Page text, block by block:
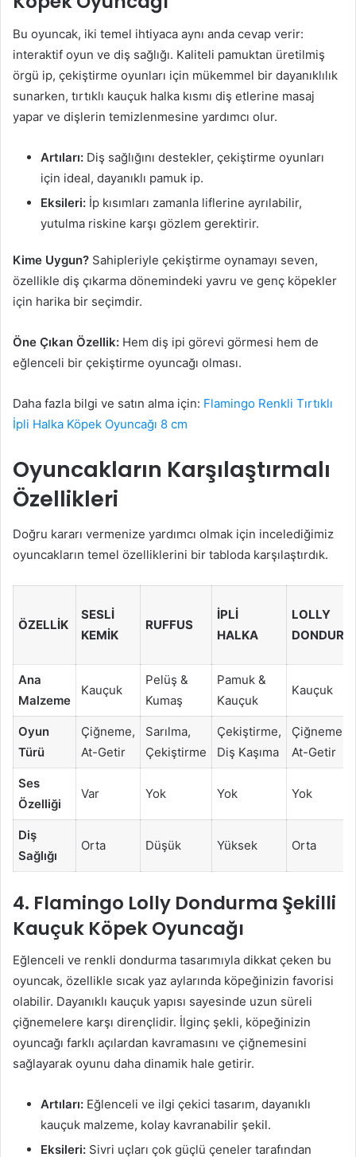
Bu oyuncak, iki temel ihtiyaca aynı anda cevap verir:
interaktif oyun ve diş sağlığı. Kaliteli pamuktan üretilmiş
örgü ip, çekiştirme oyunları için mükemmel bir dayanıklılık
sunarken, tırtıklı kauçuk halka kısmı diş etlerine masaj
yapar ve dişlerin temizlenmesine yardımcı olur.
Artıları: Diş sağlığını destekler, çekiştirme oyunları
için ideal, dayanıklı pamuk ip.
Eksileri: İp kısımları zamanla liflerine ayrılabilir,
yutulma riskine karşı gözlem gerektirir.
Kime Uygun? Sahipleriyle çekiştirme oynamayı seven,
özellikle diş çıkarma dönemindeki yavru ve genç köpekler
için harika bir seçimdir.
Öne Çıkan Özellik: Hem diş ipi görevi görmesi hem de
eğlenceli bir çekiştirme oyuncağı olması.
Daha fazla bilgi ve satın alma için: Flamingo Renkli Tırtıklı
İpli Halka Köpek Oyuncağı 8 cm
Oyuncakların Karşılaştırmalı
Özellikleri
Doğru kararı vermenize yardımcı olmak için incelediğimiz
oyuncakların temel özelliklerini bir tabloda karşılaştırdık.
ÖZELLIK
SESLI
KEMIK
RUFFUS
İPLI
HALKA
LOLLY
Ana
Malzeme
Kauçuk
Pelüş &
Kumaş
Pamuk &
Kauçuk
Kauçuk
Oyun
Türü
Çiğneme,
At-Getir
Sarılma,
Çekiştirme
Çekiştirme,
Diş Kaşıma
Çiğneme,
At-Getir
Ses
Özelliği
Var Yok Yok Yok
Diş
Sağlığı
Orta Düşük Yüksek Orta
4. Flamingo Lolly Dondurma Şekilli
Kauçuk Köpek Oyuncağı
Eğlenceli ve renkli dondurma tasarımıyla dikkat çeken bu
oyuncak, özellikle sıcak yaz aylarında köpeğinizin favorisi
olabilir. Dayanıklı kauçuk yapısı sayesinde uzun süreli
çiğnemelere karşı dirençlidir. İlginç şekli, köpeğinizin
oyuncağı farklı açılardan kavramasını ve çiğnemesini
sağlayarak oyunu daha dinamik hale getirir.
Artıları: Eğlenceli ve ilgi çekici tasarım, dayanıklı
kauçuk malzeme, kolay kavranabilir şekil.
Eksileri: Sivri uçları çok güçlü çeneler tarafından